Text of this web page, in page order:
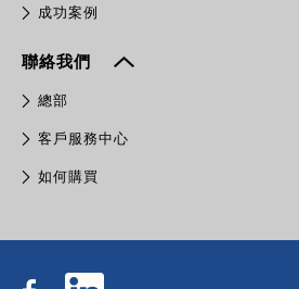
成功案例
聯絡我們
總部
客戶服務中心
如何購買